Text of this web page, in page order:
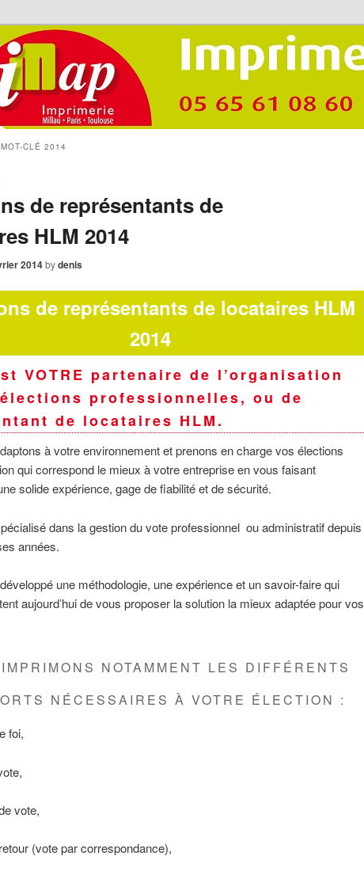
CLÉ2014
de représentants de
HLM 2014
2014bydenis
de représentants de locataires HLM
2014
VOTRE partenaire de l’organisation
professionnelles, ou de
de locataires HLM.
à votre environnement et prenons en charge vos élections
qui correspond le mieux à votre entreprise en vous faisant
solide expérience, gage de fiabilité et de sécurité.
dans la gestion du vote professionnel ou administratif depuis
années.
une méthodologie, une expérience et un savoir-faire qui
aujourd’hui de vous proposer la solution la mieux adaptée pour vos
NOTAMMENT LES DIFFÉRENTS
NÉCESSAIRES À VOTRE ÉLECTION :
foi,
vote,
(vote par correspondance),